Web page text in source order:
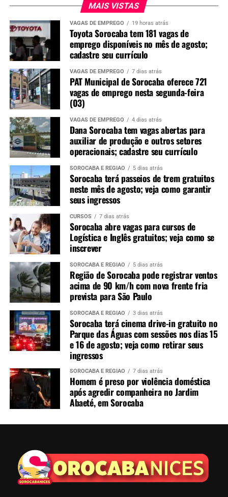
MAIS VISTAS
VAGAS DE EMPREGO 19 horas atrás
Toyota Sorocaba tem 181 vagas de
emprego disponíveis no mês de agosto;
cadastre seu currículo
VAGAS DE EMPREGO 7 dias atrás
PAT Municipal de Sorocaba oferece 721
vagas de emprego nesta segunda-feira
(03)
VAGAS DE EMPREGO 4 dias atrás
Dana Sorocaba tem vagas abertas para
auxiliar de produção e outros setores
operacionais; cadastre seu currículo
SOROCABA E REGIÃO 5 dias atrás
Sorocaba terá passeios de trem gratuitos
neste mês de agosto; veja como garantir
seus ingressos
CURSOS 7 dias atrás
Sorocaba abre vagas para cursos de
Logística e Inglês gratuitos; veja como se
inscrever
SOROCABA E REGIÃO 5 dias atrás
Região de Sorocaba pode registrar ventos
acima de 90 km/h com nova frente fria
prevista para São Paulo
SOROCABA E REGIÃO 3 dias atrás
Sorocaba terá cinema drive-in gratuito no
Parque das Águas com sessões nos dias 15
e 16 de agosto; veja como retirar seus
ingressos
SOROCABA E REGIÃO 7 dias atrás
Homem é preso por violência doméstica
após agredir companheira no Jardim
Abaeté, em Sorocaba